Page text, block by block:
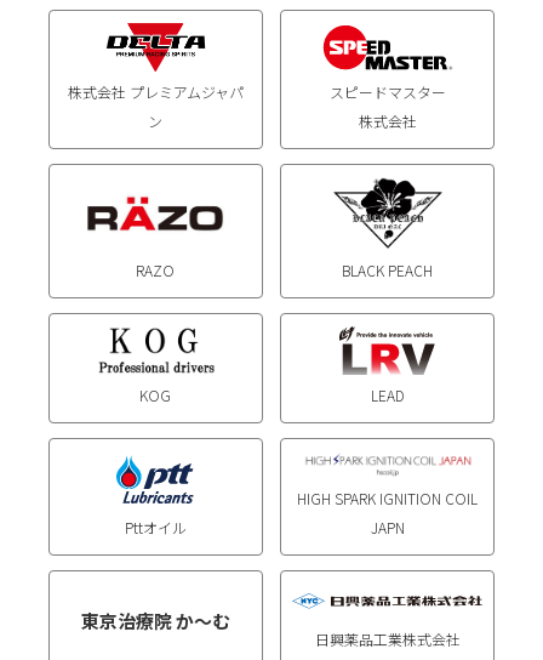
株式会社 プレミアムジャパ
ン
スピードマスター
株式会社
RAZO BLACK PEACH
KOG LEAD
Pttオイル
HIGH SPARK IGNITION COIL
JAPN
東京治療院 か～む
日興薬品工業株式会社